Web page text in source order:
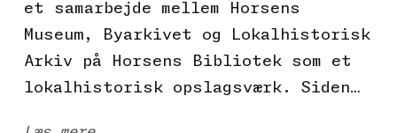
et samarbejde mellem Horsens
Museum, Byarkivet og Lokalhistorisk
Arkiv på Horsens Bibliotek som et
lokalhistorisk opslagsværk. Siden…